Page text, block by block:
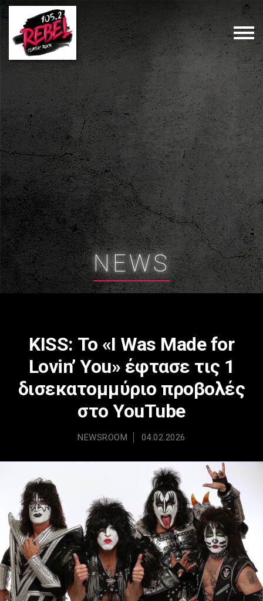
NEWS
ΚΙSS: Το «I Was Made for
Lovin’ You» έφτασε τις 1
δισεκατομμύριο προβολές
στο YouTube
NEWSROOM 04.02.2026